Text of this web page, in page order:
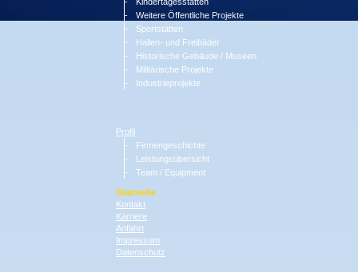
Weitere Öffentliche Projekte
Sportstätten
Hallen- und Freibäder
Historische Gebäude / Museen
Militärische Projekte
Industrieprojekte
Profil
Firmengeschichte
Leistungsübersicht
Team / Equipment
Startseite
Kontakt
Karriere
Anfahrt
Impressum
Datenschutz